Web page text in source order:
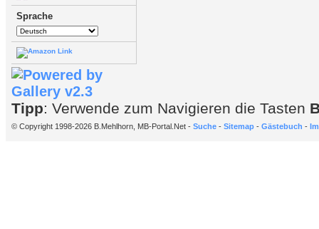
Sprache
Tipp: Verwende zum Navigieren die Tasten
© Copyright 1998-2026 B.Mehlhorn, MB-Portal.Net - Suche - Sitemap - Gästebuch -